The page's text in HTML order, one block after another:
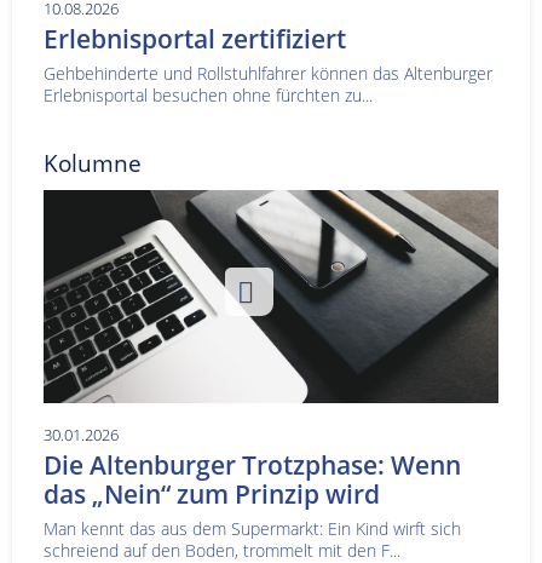
10.08.2026
Erlebnisportal zertifiziert
Gehbehinderte und Rollstuhlfahrer können das Altenburger
Erlebnisportal besuchen ohne fürchten zu...
Kolumne
30.01.2026
Die Altenburger Trotzphase: Wenn
das „Nein“ zum Prinzip wird
Man kennt das aus dem Supermarkt: Ein Kind wirft sich
schreiend auf den Boden, trommelt mit den F...